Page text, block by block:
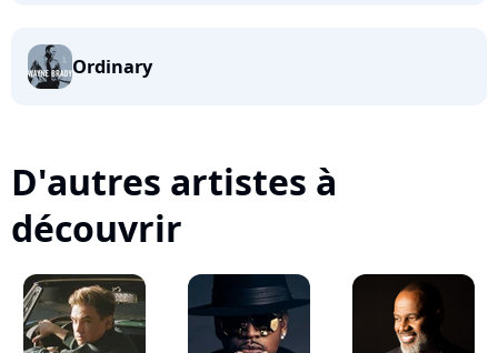
Ordinary
D'autres artistes à
découvrir